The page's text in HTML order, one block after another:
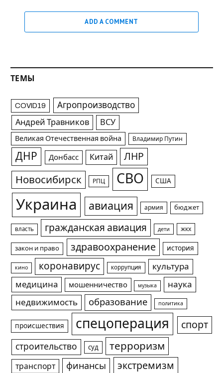
ADD A COMMENT
ТЕМЫ
COVID19 Агропроизводство
Андрей Травников ВСУ
Великая Отечественная война Владимир Путин
ДНР Донбасс Китай ЛНР
Новосибирск РПЦ СВО США
Украина авиация армия бюджет
власть гражданская авиация дети жкх
закон и право здравоохранение история
кино коронавирус коррупция
культура
медицина
мошенничество музыка
наука
недвижимость
образование политика
происшествия спецоперация спорт
строительство суд терроризм
транспорт финансы экстремизм